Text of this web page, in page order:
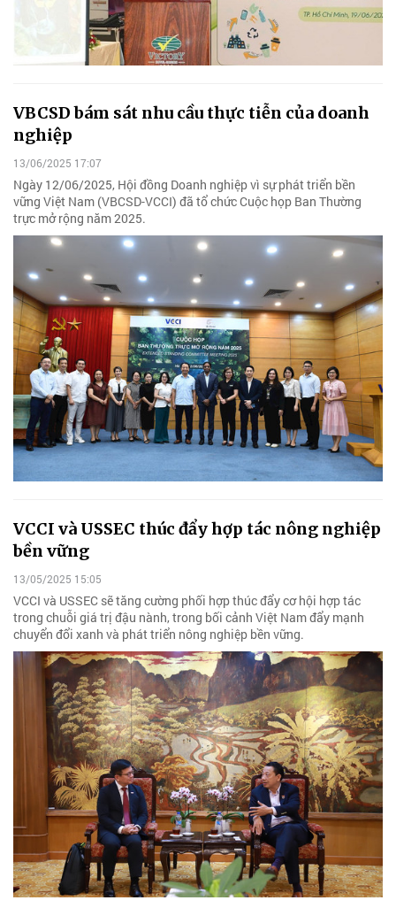
VBCSD bám sát nhu cầu thực tiễn của doanh
nghiệp
13/06/2025 17:07
Ngày 12/06/2025, Hội đồng Doanh nghiệp vì sự phát triển bền
vững Việt Nam (VBCSD-VCCI) đã tổ chức Cuộc họp Ban Thường
trực mở rộng năm 2025.
VCCI và USSEC thúc đẩy hợp tác nông nghiệp
bền vững
13/05/2025 15:05
VCCI và USSEC sẽ tăng cường phối hợp thúc đẩy cơ hội hợp tác
trong chuỗi giá trị đậu nành, trong bối cảnh Việt Nam đẩy mạnh
chuyển đổi xanh và phát triển nông nghiệp bền vững.